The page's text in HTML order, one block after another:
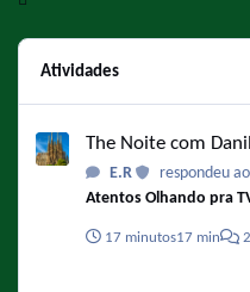
Atividades
The Noite com
E.R respondeu
Atentos Olhando pra
17 minutos17 min